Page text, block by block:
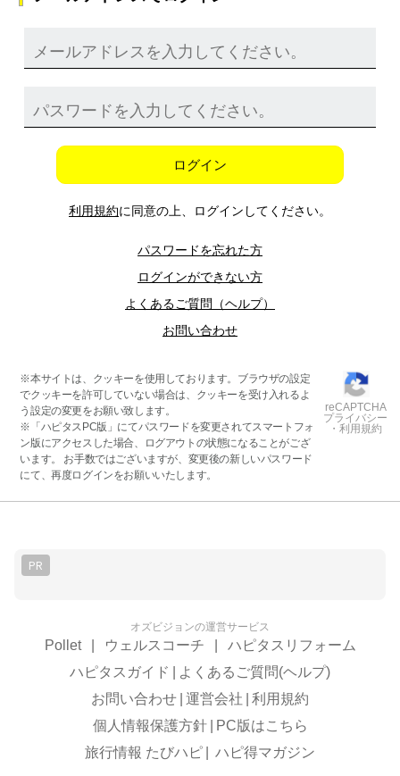
ログイン
利用規約に同意の上、ログインしてください。
パスワードを忘れた方
ログインができない方
よくあるご質問（ヘルプ）
お問い合わせ
※本サイトは、クッキーを使用しております。ブラウザの設定
でクッキーを許可していない場合は、クッキーを受け入れるよ
う設定の変更をお願い致します。
※「ハピタスPC版」にてパスワードを変更されてスマートフォ
ン版にアクセスした場合、ログアウトの状態になることがござ
います。 お手数ではございますが、変更後の新しいパスワード
にて、再度ログインをお願いいたします。
reCAPTCHA
プライバシー
・利用規約
PR
オズビジョンの運営サービス
Pollet ウェルスコーチ
ハピタスリフォーム
ハピタスガイド
よくあるご質問(ヘルプ)
お問い合わせ 運営会社
利用規約
個人情報保護方針
PC版はこちら
旅行情報 たびハピ
ハピ得マガジン